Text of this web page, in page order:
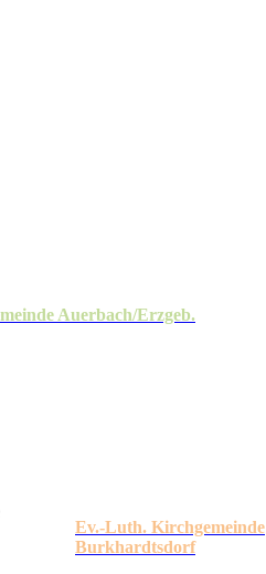
Auerbach/Erzgeb.
Ev.-Luth. Kirchgemeinde
Burkhardtsdorf